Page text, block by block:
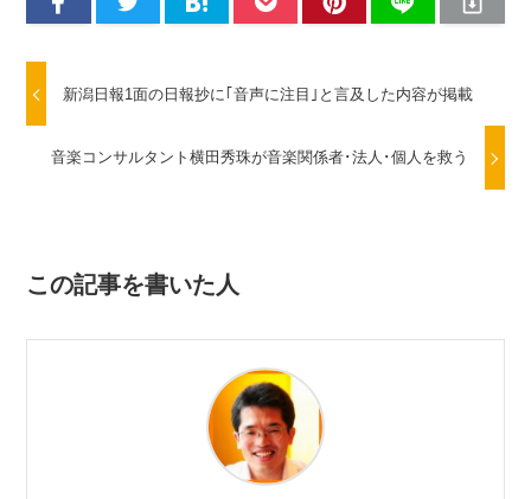
新潟日報1面の日報抄に｢音声に注目｣と言及した内容が掲載
音楽コンサルタント横田秀珠が音楽関係者･法人･個人を救う
この記事を書いた人